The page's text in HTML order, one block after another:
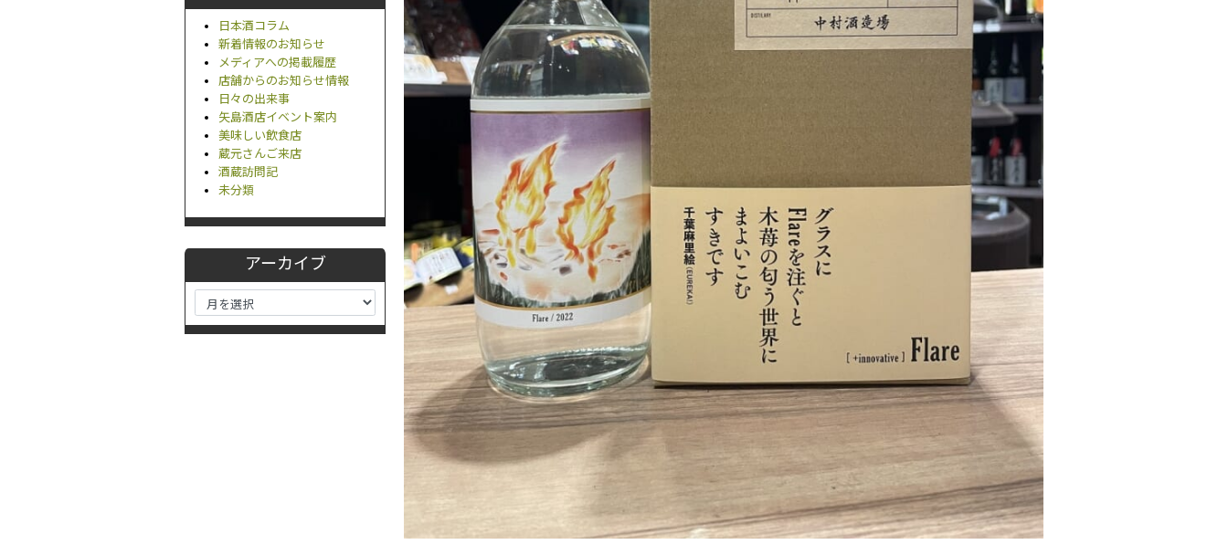
日本酒コラム
新着情報のお知らせ
メディアへの掲載履歴
店舗からのお知らせ情報
日々の出来事
矢島酒店イベント案内
美味しい飲食店
蔵元さんご来店
酒蔵訪問記
未分類
アーカイブ